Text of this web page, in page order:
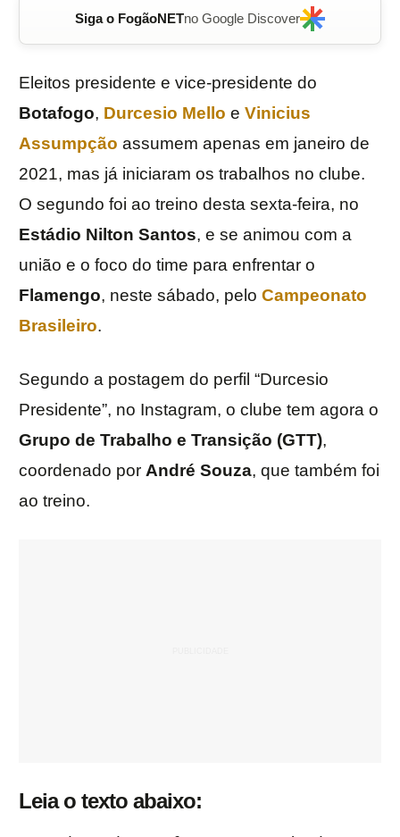
Siga o FogãoNETno Google Discover
Eleitos presidente e vice-presidente do
Botafogo, Durcesio Mello e Vinicius
Assumpção assumem apenas em janeiro de
2021, mas já iniciaram os trabalhos no clube.
O segundo foi ao treino desta sexta-feira, no
Estádio Nilton Santos, e se animou com a
união e o foco do time para enfrentar o
Flamengo, neste sábado, pelo Campeonato
Brasileiro.
Segundo a postagem do perfil “Durcesio
Presidente”, no Instagram, o clube tem agora o
Grupo de Trabalho e Transição (GTT),
coordenado por André Souza, que também foi
ao treino.
Leia o texto abaixo: